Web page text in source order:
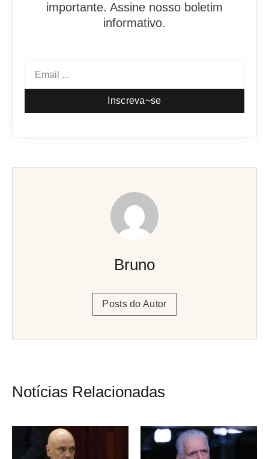
importante. Assine nosso boletim
informativo.
Inscreva~se
Bruno
Posts do Autor
Notícias Relacionadas